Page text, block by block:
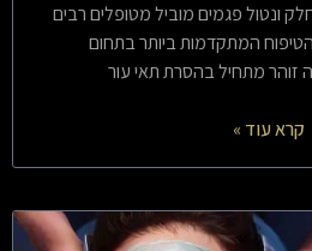
ונטול פגמים מוביל מטופלים רבים
המתקדמות ביותר בתחום
מתחיל בהסרת תאי עור
קרא עוד »